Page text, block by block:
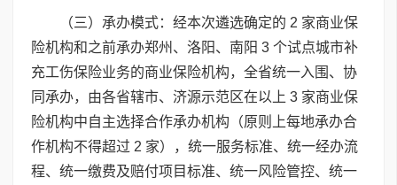
（三）承办模式：经本次遴选确定的 2 家商业保
险机构和之前承办郑州、洛阳、南阳 3 个试点城市补
充工伤保险业务的商业保险机构，全省统一入围、协
同承办，由各省辖市、济源示范区在以上 3 家商业保
险机构中自主选择合作承办机构（原则上每地承办合
作机构不得超过 2 家），统一服务标准、统一经办流
程、统一缴费及赔付项目标准、统一风险管控、统一